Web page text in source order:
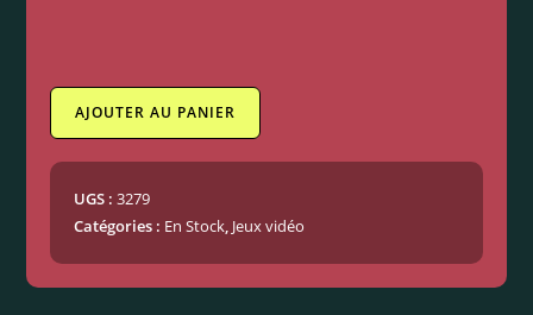
AJOUTER AU PANIER
UGS :3279
Catégories : En Stock Jeux vidéo